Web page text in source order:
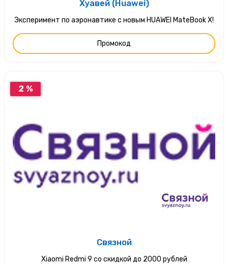
Хуавей (Huawei)
Эксперимент по аэронавтике с новым HUAWEI MateBook X!
Промокод
2 %
Связной
Xiaomi Redmi 9 со скидкой до 2000 рублей